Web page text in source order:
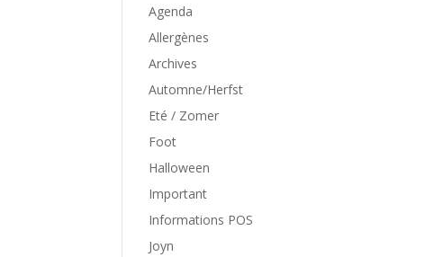
Agenda
Allergènes
Archives
Automne/Herfst
Eté / Zomer
Foot
Halloween
Important
Informations POS
Joyn